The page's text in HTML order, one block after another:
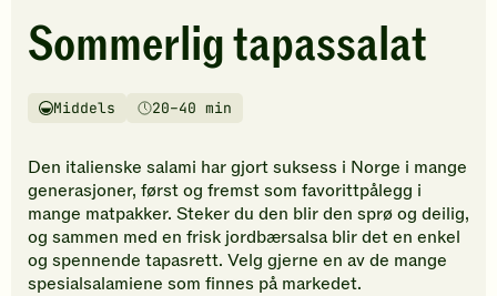
har
foreløpig
vurderinger.
den
første
til
å
vurdere
denne
Sommerlig tapassalat
Vanskelighetsgrad
Middels
Tilberedningstid20–40 min
Den italienske salami har gjort suksess i Norge i mange
generasjoner, først og fremst som favorittpålegg i
mange matpakker. Steker du den blir den sprø og deilig,
og sammen med en frisk jordbærsalsa blir det en enkel
og spennende tapasrett. Velg gjerne en av de mange
spesialsalamiene som finnes på markedet.